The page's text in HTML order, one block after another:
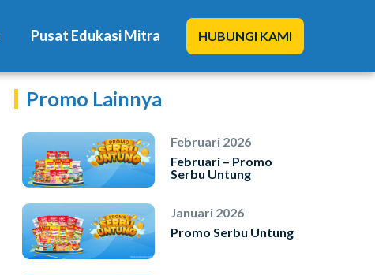
Pusat Edukasi Mitra HUBUNGI KAMI
Promo Lainnya
Februari 2026
Februari – Promo
Serbu Untung
Januari 2026
Promo Serbu UntungBlog